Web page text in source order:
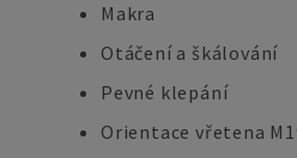
Makra
Otáčení a škálování
Pevné klepání
Orientace vřetena